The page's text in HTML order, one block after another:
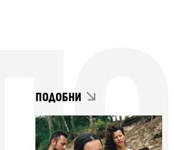
ПОДОБНИ